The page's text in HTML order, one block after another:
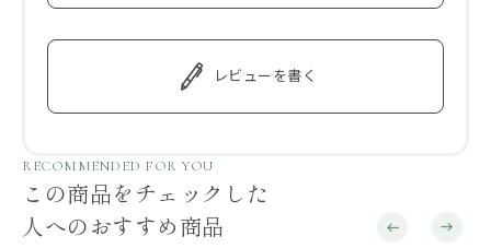
レビューを書く
RECOMMENDED FOR YOU
この商品をチェックした
人へのおすすめ商品